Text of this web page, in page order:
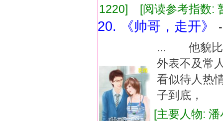
1220] [阅读参考指数:
20. 《帅哥，走开》
... 他貌比
外表不及
看似待人
子到底，
[主要人物: